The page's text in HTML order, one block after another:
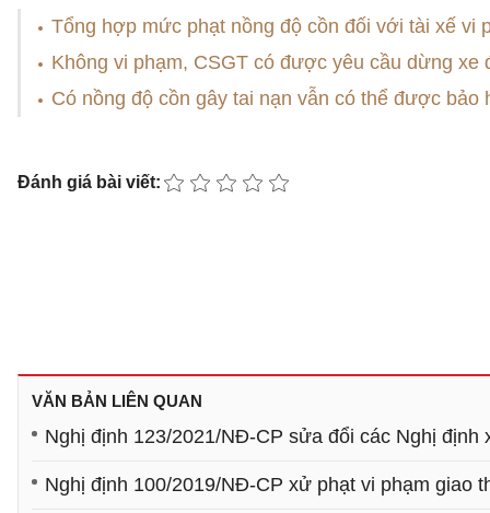
Tổng hợp mức phạt nồng độ cồn đối với tài xế vi
Không vi phạm, CSGT có được yêu cầu dừng xe
Có nồng độ cồn gây tai nạn vẫn có thể được bảo
Đánh giá bài viết:
VĂN BẢN LIÊN QUAN
Nghị định 123/2021/NĐ-CP sửa đổi các Nghị
Nghị định 100/2019/NĐ-CP xử phạt vi phạm giao